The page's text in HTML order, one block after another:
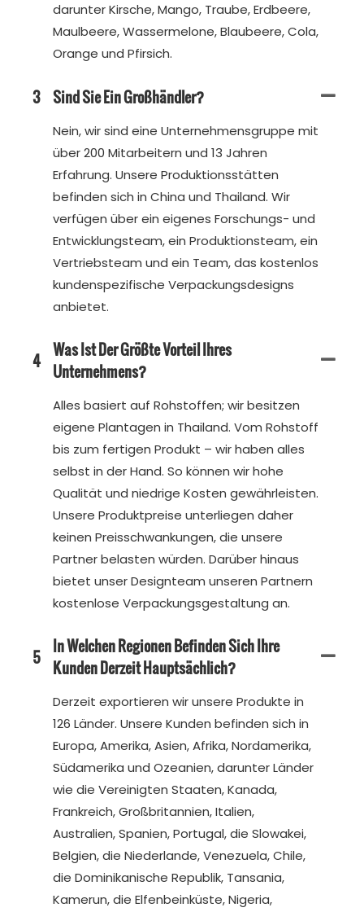
darunter Kirsche, Mango, Traube, Erdbeere,
Maulbeere, Wassermelone, Blaubeere, Cola,
Orange und Pfirsich.
3 Sind Sie Ein Großhändler?
Nein, wir sind eine Unternehmensgruppe mit
über 200 Mitarbeitern und 13 Jahren
Erfahrung. Unsere Produktionsstätten
befinden sich in China und Thailand. Wir
verfügen über ein eigenes Forschungs- und
Entwicklungsteam, ein Produktionsteam, ein
Vertriebsteam und ein Team, das kostenlos
kundenspezifische Verpackungsdesigns
anbietet.
4 Was Ist Der Größte Vorteil Ihres
Unternehmens?
Alles basiert auf Rohstoffen; wir besitzen
eigene Plantagen in Thailand. Vom Rohstoff
bis zum fertigen Produkt – wir haben alles
selbst in der Hand. So können wir hohe
Qualität und niedrige Kosten gewährleisten.
Unsere Produktpreise unterliegen daher
keinen Preisschwankungen, die unsere
Partner belasten würden. Darüber hinaus
bietet unser Designteam unseren Partnern
kostenlose Verpackungsgestaltung an.
5 In Welchen Regionen Befinden Sich Ihre
Kunden Derzeit Hauptsächlich?
Derzeit exportieren wir unsere Produkte in
126 Länder. Unsere Kunden befinden sich in
Europa, Amerika, Asien, Afrika, Nordamerika,
Südamerika und Ozeanien, darunter Länder
wie die Vereinigten Staaten, Kanada,
Frankreich, Großbritannien, Italien,
Australien, Spanien, Portugal, die Slowakei,
Belgien, die Niederlande, Venezuela, Chile,
die Dominikanische Republik, Tansania,
Kamerun, die Elfenbeinküste, Nigeria,